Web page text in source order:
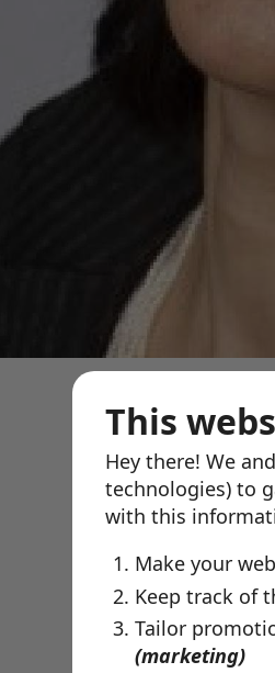
This
Hey there! We
technologies) to
with this
Make your
Keep track of
Tailor
(marketing)
Lizzy
wijs en
Toezichthouders
ze kunnen zelf